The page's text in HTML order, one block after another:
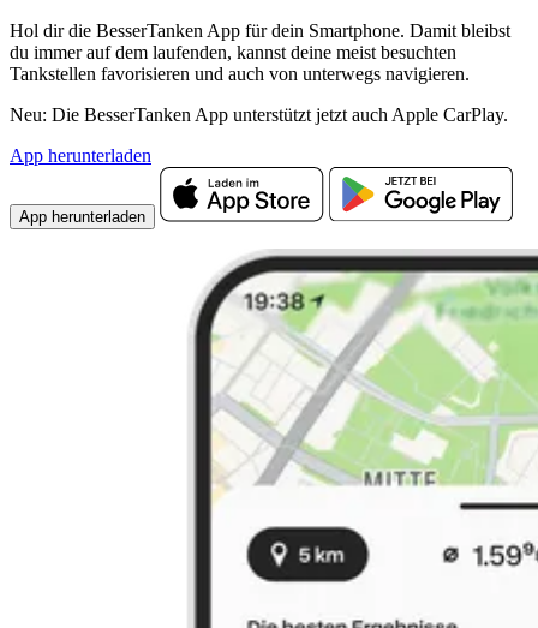
Hol dir die BesserTanken App für dein Smartphone. Damit bleibst
du immer auf dem laufenden, kannst deine meist besuchten
Tankstellen favorisieren und auch von unterwegs navigieren.
Neu: Die BesserTanken App unterstützt jetzt auch Apple CarPlay.
App herunterladen
App herunterladen